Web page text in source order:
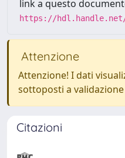
link a questo
https://hdl.handle.net/
Attenzione
Attenzione! I dati
sottoposti a
Citazioni